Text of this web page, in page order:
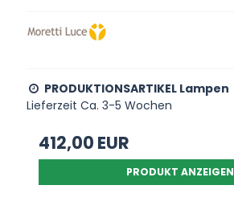
PRODUKTIONSARTIKEL Lampen
Lieferzeit Ca. 3-5 Wochen
412,00 EUR
PRODUKT ANZEIGEN